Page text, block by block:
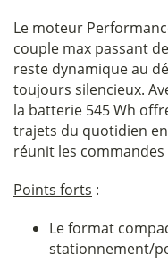
Le moteur
couple max passant
reste dynamique au
toujours silencieux.
la batterie 545 Wh
trajets du quotidien
réunit les
Points forts :
Le format
stationnement/